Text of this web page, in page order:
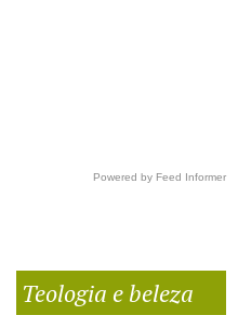
Powered by Feed Informer
Teologia e beleza